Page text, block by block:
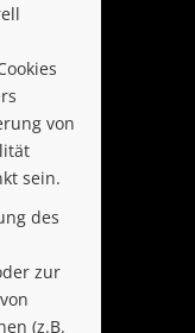
von
sein.
des
zur
(z.B.